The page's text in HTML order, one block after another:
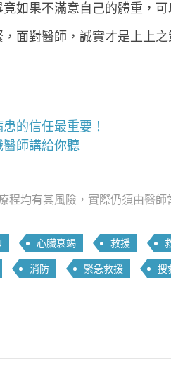
如果不滿意自己的體重，
面對醫師，誠實才是上上之
的信任最重要！
師講給你聽
程均有其風險，實際仍須由醫
心臟衰竭 救援
消防 緊急救援 搜